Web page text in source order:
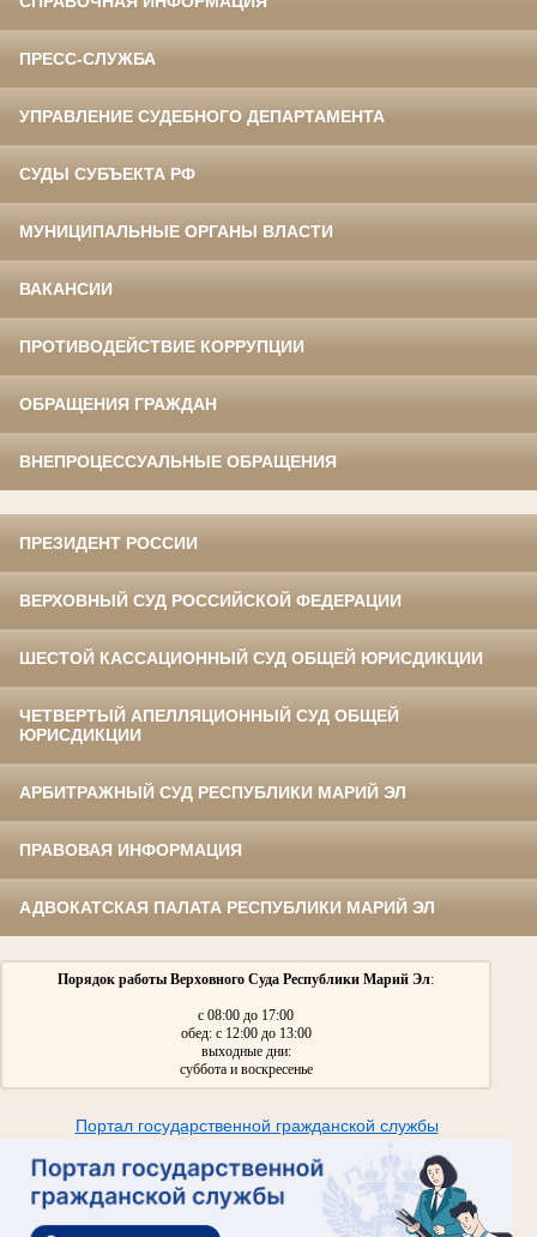
ПРЕСС-СЛУЖБА
УПРАВЛЕНИЕ СУДЕБНОГО ДЕПАРТАМЕНТА
СУДЫ СУБЪЕКТА РФ
МУНИЦИПАЛЬНЫЕ ОРГАНЫ ВЛАСТИ
ВАКАНСИИ
ПРОТИВОДЕЙСТВИЕ КОРРУПЦИИ
ОБРАЩЕНИЯ ГРАЖДАН
ВНЕПРОЦЕССУАЛЬНЫЕ ОБРАЩЕНИЯ
ПРЕЗИДЕНТ РОССИИ
ВЕРХОВНЫЙ СУД РОССИЙСКОЙ ФЕДЕРАЦИИ
ШЕСТОЙ КАССАЦИОННЫЙ СУД ОБЩЕЙ ЮРИСДИКЦИИ
ЧЕТВЕРТЫЙ АПЕЛЛЯЦИОННЫЙ СУД ОБЩЕЙ
ЮРИСДИКЦИИ
АРБИТРАЖНЫЙ СУД РЕСПУБЛИКИ МАРИЙ ЭЛ
ПРАВОВАЯ ИНФОРМАЦИЯ
АДВОКАТСКАЯ ПАЛАТА РЕСПУБЛИКИ МАРИЙ ЭЛ
Порядок работы Верховного Суда Республики Марий Эл:
с 08:00 до 17:00
обед: с 12:00 до 13:00
выходные дни:
суббота и воскресенье
Портал государственной гражданской службы